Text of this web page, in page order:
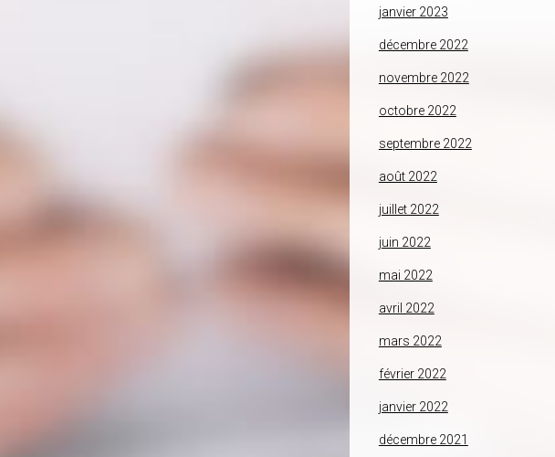
janvier 2023
décembre 2022
novembre 2022
octobre 2022
septembre 2022
août 2022
juillet 2022
juin 2022
mai 2022
avril 2022
mars 2022
février 2022
janvier 2022
décembre 2021